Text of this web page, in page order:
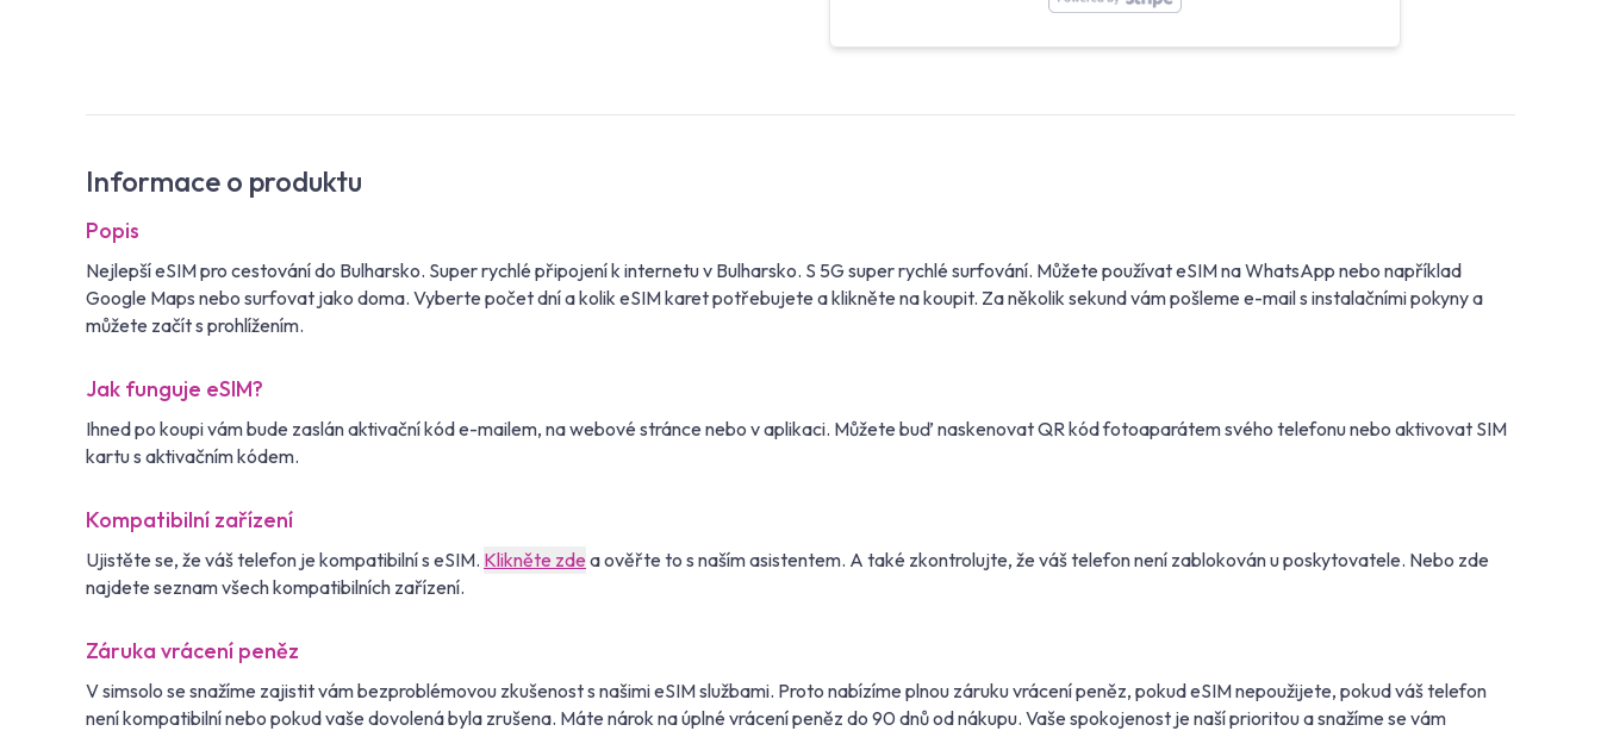
Informace o produktu
Popis
Nejlepší eSIM pro cestování do Bulharsko. Super rychlé připojení k internetu v Bulharsko. S 5G super rychlé surfování. Můžete používat eSIM na WhatsApp nebo například
Google Maps nebo surfovat jako doma. Vyberte počet dní a kolik eSIM karet potřebujete a klikněte na koupit. Za několik sekund vám pošleme e-mail s instalačními pokyny a
můžete začít s prohlížením.
Jak funguje eSIM?
Ihned po koupi vám bude zaslán aktivační kód e-mailem, na webové stránce nebo v aplikaci. Můžete buď naskenovat QR kód fotoaparátem svého telefonu nebo aktivovat SIM
kartu s aktivačním kódem.
Kompatibilní zařízení
Ujistěte se, že váš telefon je kompatibilní s eSIM. Klikněte zde a ověřte to s naším asistentem. A také zkontrolujte, že váš telefon není zablokován u poskytovatele. Nebo zde
najdete seznam všech kompatibilních zařízení.
Záruka vrácení peněz
V simsolo se snažíme zajistit vám bezproblémovou zkušenost s našimi eSIM službami. Proto nabízíme plnou záruku vrácení peněz, pokud eSIM nepoužijete, pokud váš telefon
není kompatibilní nebo pokud vaše dovolená byla zrušena. Máte nárok na úplné vrácení peněz do 90 dnů od nákupu. Vaše spokojenost je naší prioritou a snažíme se vám